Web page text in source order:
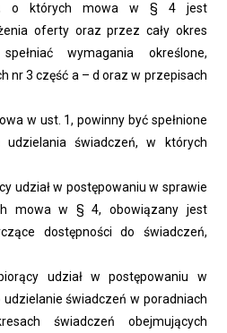
o których mowa w § 4 jest
oferty oraz przez cały okres
wymagania określone,
nr 3 część a – d oraz w przepisach
w ust. 1, powinny być spełnione
świadczeń, w których
udział w postępowaniu w sprawie
mowa w § 4, obowiązany jest
dostępności do świadczeń,
udział w postępowaniu w
świadczeń w poradniach
świadczeń obejmujących